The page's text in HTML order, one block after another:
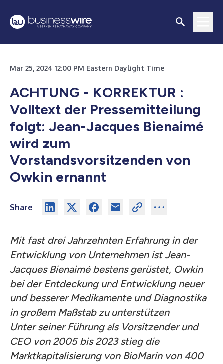
Mar 25, 2024 12:00 PM Eastern Daylight Time
ACHTUNG - KORREKTUR :
Volltext der Pressemitteilung
folgt: Jean-Jacques Bienaimé
wird zum
Vorstandsvorsitzenden von
Owkin ernannt
Share
Mit fast drei Jahrzehnten Erfahrung in der
Entwicklung von Unternehmen ist Jean-
Jacques Bienaimé bestens gerüstet, Owkin
bei der Entdeckung und Entwicklung neuer
und besserer Medikamente und Diagnostika
in großem Maßstab zu unterstützen
Unter seiner Führung als Vorsitzender und
CEO von 2005 bis 2023 stieg die
Marktkapitalisierung von BioMarin von 400